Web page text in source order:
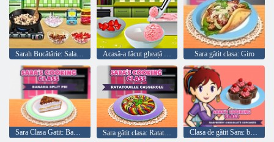
Sarah Bucătărie: Salata Taco Acasă-a făcut gheață crema de capsuni Sara gătit clasa: Giro
Sara Clasa Gatit: Banana Cake Sara gătit clasa: Ratatouille Clasa de gătit Sara: brioșe cu ciocolată zmeură